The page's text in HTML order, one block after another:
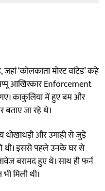
‘कोलकाता मोस्ट वांटेड’ कहे
पप्पू आखिरकार Enforcement
काकुलिया में हुए बम और
बताए जा रहे थे।
धोखाधड़ी और उगाही से जुड़े
थी। इससे पहले उनके घर से
बरामद हुए थे। साथ ही फर्न
मिली थी।